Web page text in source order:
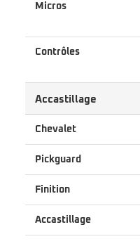
Micros
Contrôles
Accastillage
Chevalet
Pickguard
Finition
Accastillage